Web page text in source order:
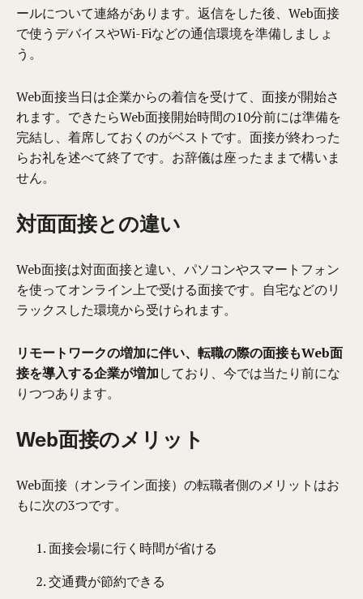
ールについて連絡があります。返信をした後、Web面接
で使うデバイスやWi-Fiなどの通信環境を準備しましょ
う。
Web面接当日は企業からの着信を受けて、面接が開始さ
れます。できたらWeb面接開始時間の10分前には準備を
完結し、着席しておくのがベストです。面接が終わった
らお礼を述べて終了です。お辞儀は座ったままで構いま
せん。
対面面接との違い
Web面接は対面面接と違い、パソコンやスマートフォン
を使ってオンライン上で受ける面接です。自宅などのリ
ラックスした環境から受けられます。
リモートワークの増加に伴い、転職の際の面接もWeb面
接を導入する企業が増加しており、今では当たり前にな
りつつあります。
Web面接のメリット
Web面接（オンライン面接）の転職者側のメリットはお
もに次の3つです。
面接会場に行く時間が省ける
交通費が節約できる